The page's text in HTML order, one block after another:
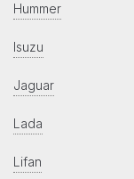
Hummer
Isuzu
Jaguar
Lada
Lifan